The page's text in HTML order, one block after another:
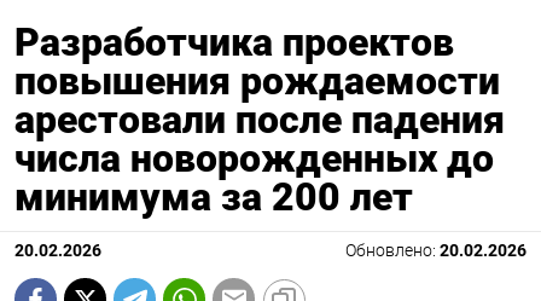
Разработчика проектов
повышения рождаемости
арестовали после падения
числа новорожденных до
минимума за 200 лет
20.02.2026 Обновлено: 20.02.2026